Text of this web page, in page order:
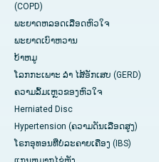
(COPD)
ພະຍາດຫລອດເລືອດຫົວໃຈ
ພະຍາດເບົາຫວານ
ບ້າຫມູ
ໂລກກະເພາະ ລຳ ໄສ້ອັກເສບ (GERD)
ຄວາມລົ້ມເຫຼວຂອງຫົວໃຈ
Herniated Disc
Hypertension (ຄວາມດັນເລືອດສູງ)
ໂຣກອຸທອນທີ່ບໍ່ລະຄາຍເຄືອງ (IBS)